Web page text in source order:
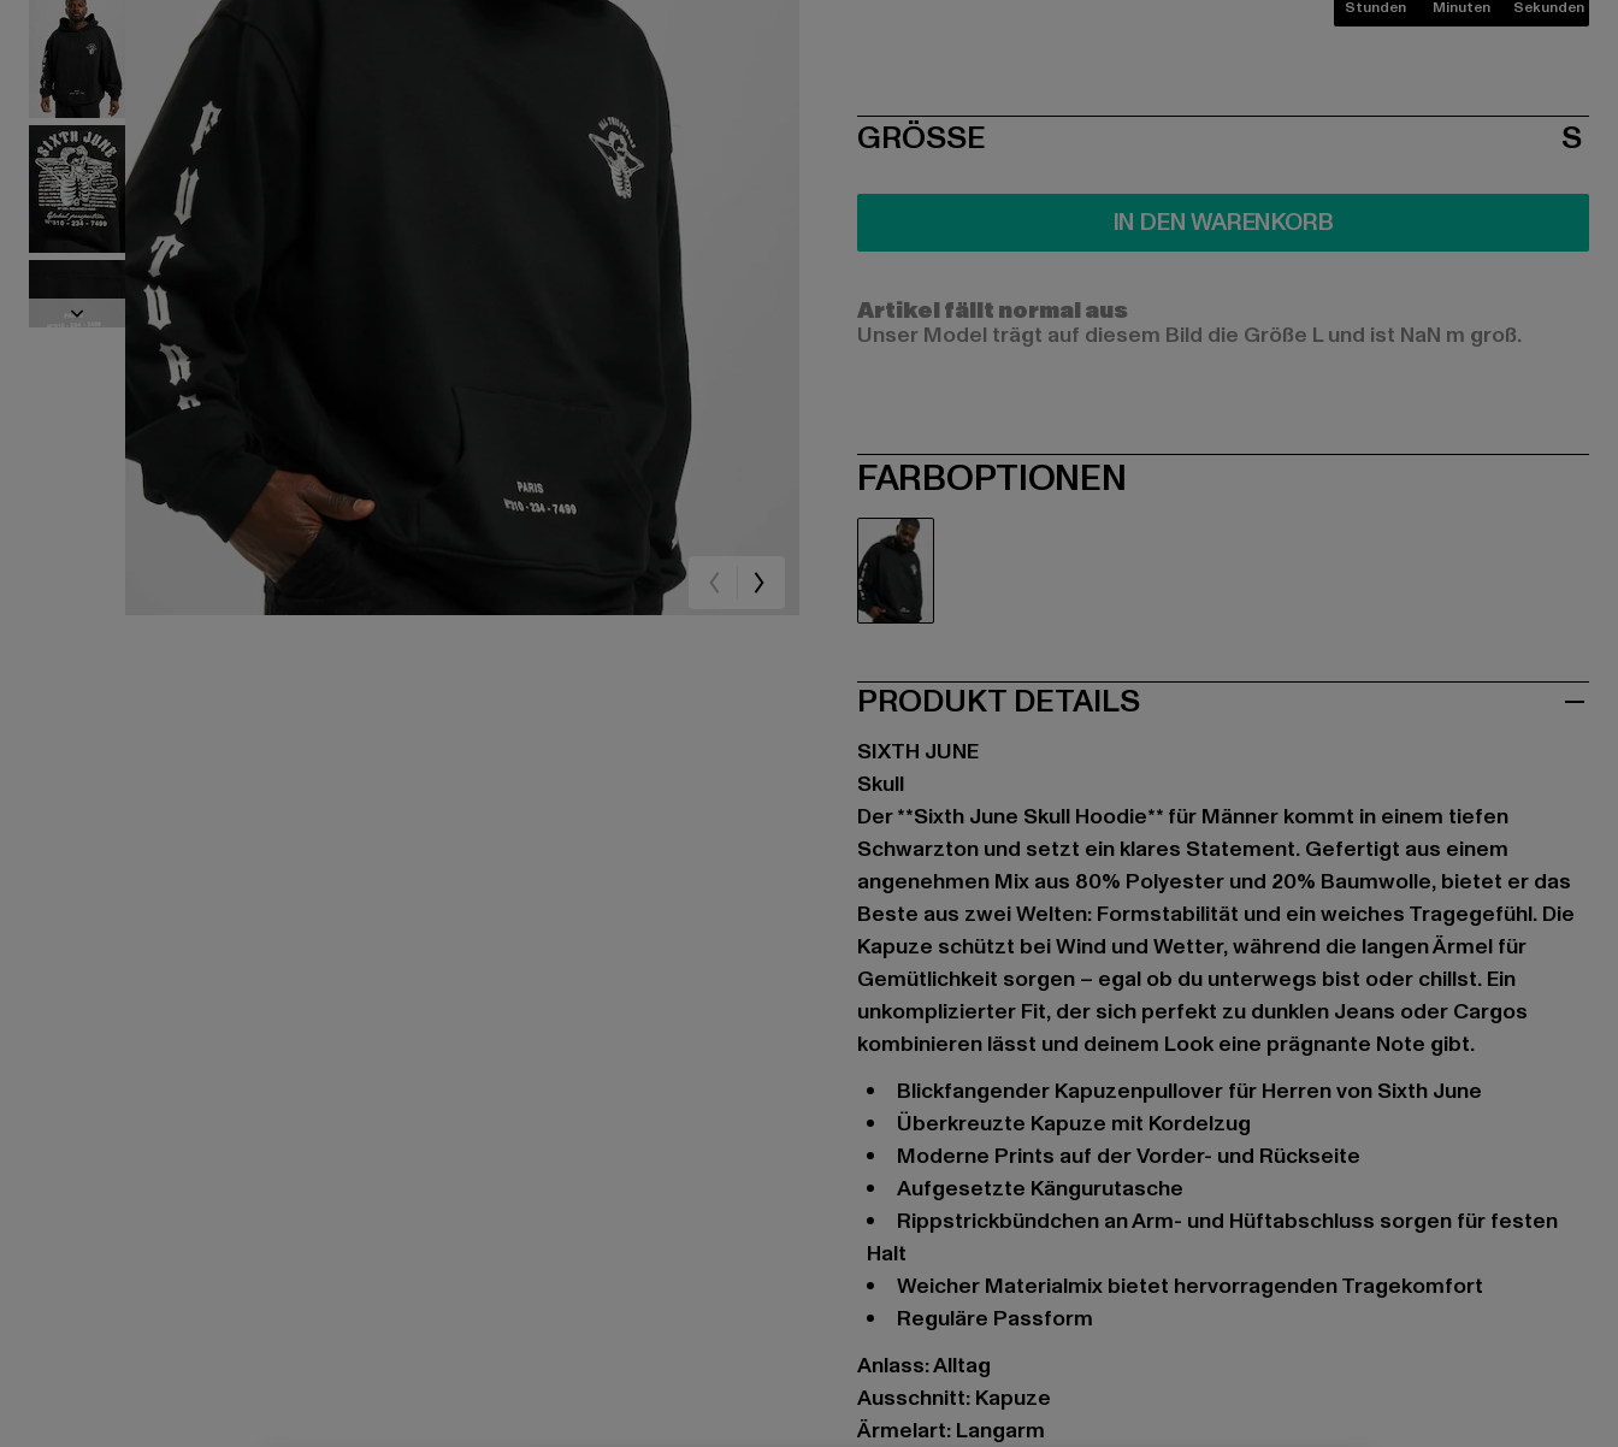
Stunden Minuten Sekunden
SIZE
GRÖSSE S
IN DEN WARENKORB
Artikel fällt normal aus
Unser Model trägt auf diesem Bild die Größe L und ist NaN m groß.
FARBOPTIONEN
PRODUKT DETAILS
SIXTH JUNE
Skull
Der **Sixth June Skull Hoodie** für Männer kommt in einem tiefen
Schwarzton und setzt ein klares Statement. Gefertigt aus einem
angenehmen Mix aus 80% Polyester und 20% Baumwolle, bietet er das
Beste aus zwei Welten: Formstabilität und ein weiches Tragegefühl. Die
Kapuze schützt bei Wind und Wetter, während die langen Ärmel für
Gemütlichkeit sorgen – egal ob du unterwegs bist oder chillst. Ein
unkomplizierter Fit, der sich perfekt zu dunklen Jeans oder Cargos
kombinieren lässt und deinem Look eine prägnante Note gibt.
blickfangender Kapuzenpullover für Herren von Sixth June
überkreuzte Kapuze mit Kordelzug
moderne Prints auf der Vorder- und Rückseite
aufgesetzte Kängurutasche
Rippstrickbündchen an Arm- und Hüftabschluss sorgen für festen
Halt
weicher Materialmix bietet hervorragenden Tragekomfort
reguläre Passform
Anlass: Alltag
Ausschnitt: Kapuze
Ärmelart: Langarm